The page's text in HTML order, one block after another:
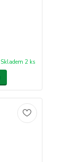
Skladem 2 ks